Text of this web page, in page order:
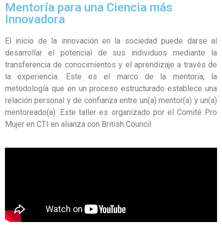
Mentoría para una Ciencia más
Innovadora
El inicio de la innovación en la sociedad puede darse al
desarrollar el potencial de sus individuos mediante la
transferencia de conocimientos y el aprendizaje a través de
la experiencia. Este es el marco de la mentoría, la
metodología que en un proceso estructurado establece una
relación personal y de confianza entre un(a) mentor(a) y un(a)
mentoreado(a). Este taller es organizado por el Comité Pro
Mujer en CTI en alianza con British Council